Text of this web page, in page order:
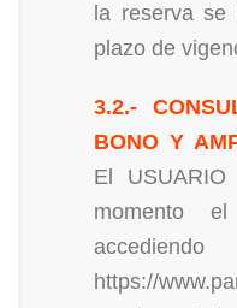
la reserva se
plazo de
3.2.-
BONO Y
El
momento
https://